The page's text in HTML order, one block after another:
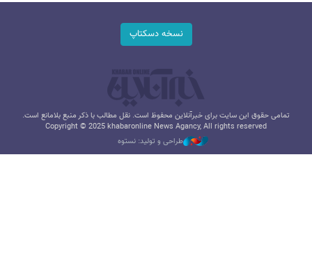
نسخه دسکتاپ
تمامی حقوق این سایت برای خبرآنلاین محفوظ است. نقل مطالب با ذکر منبع بلامانع است.
Copyright © 2025 khabaronline News Agancy, All rights reserved
طراحی و تولید: نستوه